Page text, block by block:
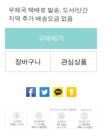
우체국 택배로 발송, 도서/산간
지역 추가 배송요금 없음
구매하기
장바구니 관심상품